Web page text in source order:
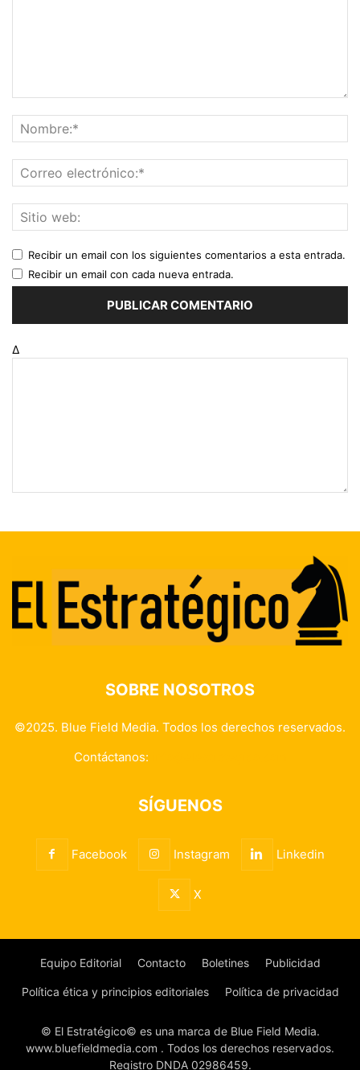
Recibir un email con los siguientes comentarios a esta entrada.
Recibir un email con cada nueva entrada.
Δ
SOBRE NOSOTROS
©2025. Blue Field Media. Todos los derechos reservados.
Contáctanos:
SÍGUENOS
Facebook Instagram Linkedin
X
Equipo Editorial Contacto Boletines Publicidad
Política ética y principios editoriales Política de privacidad
© El Estratégico© es una marca de Blue Field Media.
www.bluefieldmedia.com . Todos los derechos reservados.
Registro DNDA 02986459.